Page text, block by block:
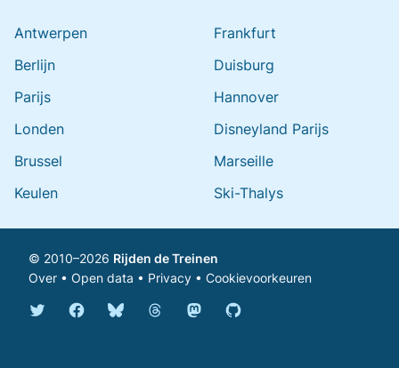
Antwerpen
Berlijn
Parijs
Londen
Brussel
Keulen
Frankfurt
Duisburg
Hannover
Disneyland Parijs
Marseille
Ski-Thalys
© 2010–2026 Rijden de Treinen
Over • Open data • Privacy • Cookievoorkeuren